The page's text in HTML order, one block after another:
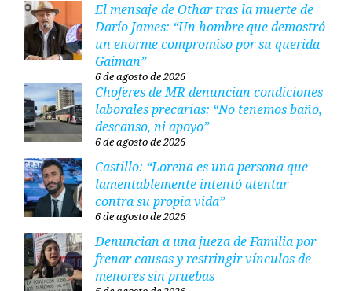
El mensaje de Othar tras la muerte de
Darío James: “Un hombre que demostró
un enorme compromiso por su querida
Gaiman”
6 de agosto de 2026
Choferes de MR denuncian condiciones
laborales precarias: “No tenemos baño,
descanso, ni apoyo”
6 de agosto de 2026
Castillo: “Lorena es una persona que
lamentablemente intentó atentar
contra su propia vida”
6 de agosto de 2026
Denuncian a una jueza de Familia por
frenar causas y restringir vínculos de
menores sin pruebas